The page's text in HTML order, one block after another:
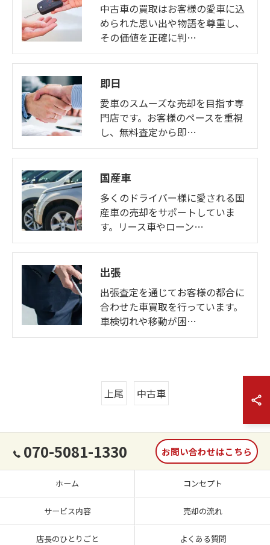
中古車の買取はお客様の愛車に込
められた思い出や物語を尊重し、
その価値を正確に判…
即日
愛車のスムーズな売却を目指す専
門店です。お客様のペースを重視
し、無料査定から即…
国産車
多くのドライバー様に愛される国
産車の売却をサポートしていま
す。リース車やローン…
出張
出張査定を通じてお客様の都合に
合わせた車買取を行っています。
車検切れや移動が困…
上尾 中古車
070-5081-1330 お問い合わせはこちら
ホーム コンセプト
サービス内容 売却の流れ
店長のひとりごと よくある質問